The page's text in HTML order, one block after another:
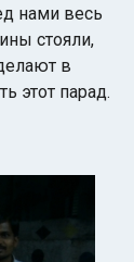
нами весь
стояли,
в
этот парад.